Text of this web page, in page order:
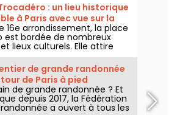
: un lieu historique
à Paris avec vue sur la
16e arrondissement, la place
est bordée de nombreux
lieux culturels. Elle attire
que les Parisiens de
à sa vue imprenable sur la
de grande randonnée
de Paris à pied
de grande randonnée ? Et
depuis 2017, la Fédération
a ouvert à tous les